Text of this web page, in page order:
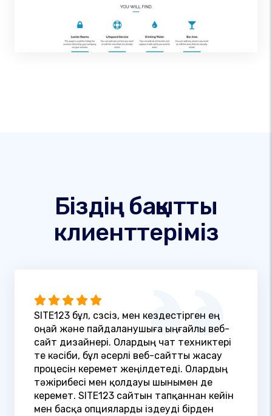
Біздің бақытты
клиенттеріміз
SITE123 бұл, сөзсіз, мен кездестірген ең
оңай және пайдаланушыға ыңғайлы веб-
сайт дизайнері. Олардың чат техниктері
өте кәсіби, бұл әсерлі веб-сайтты жасау
процесін керемет жеңілдетеді. Олардың
тәжірибесі мен қолдауы шынымен де
керемет. SITE123 сайтын тапқаннан кейін
мен басқа опцияларды іздеуді бірден